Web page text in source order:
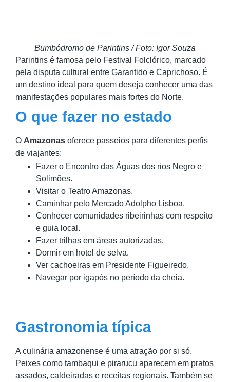
Bumbódromo de Parintins / Foto: Igor Souza
Parintins é famosa pelo Festival Folclórico, marcado
pela disputa cultural entre Garantido e Caprichoso. É
um destino ideal para quem deseja conhecer uma das
manifestações populares mais fortes do Norte.
O que fazer no estado
O Amazonas oferece passeios para diferentes perfis
de viajantes:
Fazer o Encontro das Águas dos rios Negro e
Solimões.
Visitar o Teatro Amazonas.
Caminhar pelo Mercado Adolpho Lisboa.
Conhecer comunidades ribeirinhas com respeito
e guia local.
Fazer trilhas em áreas autorizadas.
Dormir em hotel de selva.
Ver cachoeiras em Presidente Figueiredo.
Navegar por igapós no período da cheia.
Gastronomia típica
A culinária amazonense é uma atração por si só.
Peixes como tambaqui e pirarucu aparecem em pratos
assados, caldeiradas e receitas regionais. Também se